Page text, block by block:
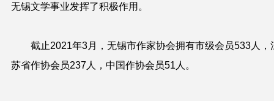
无锡文学事业发挥了积极作用。
截止2021年3月，无锡市作家协会拥有市级会员533人，
苏省作协会员237人，中国作协会员51人。